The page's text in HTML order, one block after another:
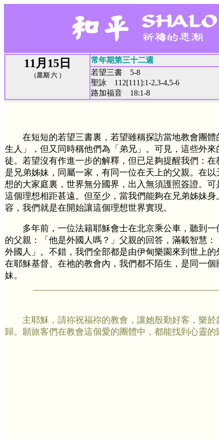
11月15日
（星期 六 ）
常年期第三十二週
若望三書 5-8
聖詠 112[111]:1-2,3-4,5-6
路加福音 18:1-8
在短短的若望三書裏，若望雖稱探訪當地教會團
生人」，但又同時稱他們為「弟兄」。可見，這些外
徒。若望沒有作進一步的解釋，但已足夠提醒我們：
是兄弟姊妹，同屬一家，有同一位在天上的父親。在
想的大家庭裏，世界無分國界，出入無須護照簽證。
這個理想相距甚遠。但至少，當我們能夠在兄弟姊妹
容，我們就是在開始讓這個理想世界實現。
多年前，一位法籍耶穌會士在北京乘公車，聽到
的父親：「他是外國人嗎？」父親的回答，滿載智慧
外國人」。不錯，我們全部都是由伊甸樂園來到世上
在耶穌基督、在祂的教會內，我們都不陌生，是同一個
妹。
主耶穌，請祢祝福祢的教會，讓她殷勤好客，樂
歸。願旅客們在教會這個愛的團體中，都能找到心靈的